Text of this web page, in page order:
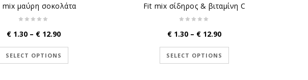
mix μαύρη σοκολάτα
€ 1.30 – € 12.90Price
€ 1.30
through
SELECT OPTIONS
Fit mix σίδηρος & βιταμίνη C
€ 1.30 – € 12.90Price
€ 1.30
through
SELECT OPTIONS